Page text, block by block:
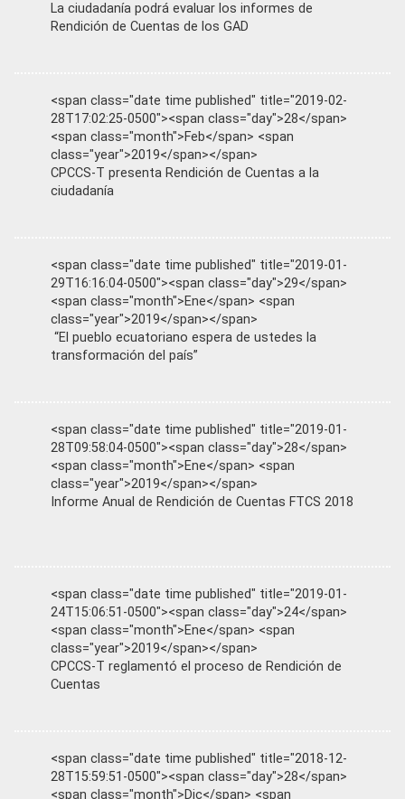
La ciudadanía podrá evaluar los informes de
Rendición de Cuentas de los GAD
<span class="date time published" title="2019-02-
28T17:02:25-0500"><span class="day">28</span>
<span class="month">Feb</span> <span
class="year">2019</span></span>
CPCCS-T presenta Rendición de Cuentas a la
ciudadanía
<span class="date time published" title="2019-01-
29T16:16:04-0500"><span class="day">29</span>
<span class="month">Ene</span> <span
class="year">2019</span></span>
“El pueblo ecuatoriano espera de ustedes la
transformación del país”
<span class="date time published" title="2019-01-
28T09:58:04-0500"><span class="day">28</span>
<span class="month">Ene</span> <span
class="year">2019</span></span>
Informe Anual de Rendición de Cuentas FTCS 2018
<span class="date time published" title="2019-01-
24T15:06:51-0500"><span class="day">24</span>
<span class="month">Ene</span> <span
class="year">2019</span></span>
CPCCS-T reglamentó el proceso de Rendición de
Cuentas
<span class="date time published" title="2018-12-
28T15:59:51-0500"><span class="day">28</span>
<span class="month">Dic</span> <span